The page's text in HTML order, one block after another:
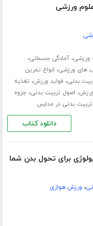
ورزشی
ورزشی،آمادگی جسمانی،
های ورزشی، انواع تمرین
بدنی، فواید ورزش، تغذیه
، اصول تربیت بدنی، جزوه
تربیت بدنی در مدارس
دانلود کتاب
برای تحول بدن شما
، ورزش هوازی